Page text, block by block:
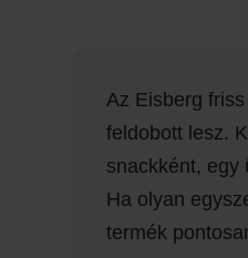
Az Eisberg
feldobott lesz.
snackként, egy
Ha olyan
termék